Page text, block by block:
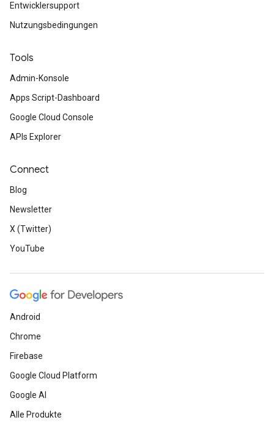
Entwicklersupport
Nutzungsbedingungen
Tools
Admin-Konsole
Apps Script-Dashboard
Google Cloud Console
APIs Explorer
Connect
Blog
Newsletter
X (Twitter)
YouTube
Android
Chrome
Firebase
Google Cloud Platform
Google AI
Alle Produkte